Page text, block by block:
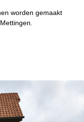
worden gemaakt